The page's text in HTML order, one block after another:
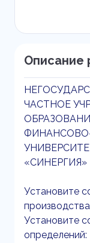
Описание
ЧАСТНОЕ
«СИНЕРГИЯ»
Установите
Установите
определений: